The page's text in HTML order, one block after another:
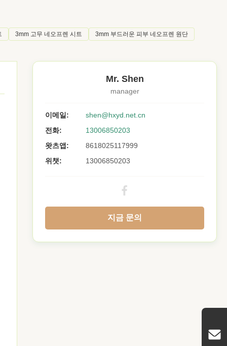
3mm 고무 네오프렌 시트 3mm 부드러운 피부 네오프렌 원단
Mr. Shen
manager
이메일:
shen@hxyd.net.cn
전화:
13006850203
왓츠앱:
8618025117999
위챗:
13006850203
지금 문의